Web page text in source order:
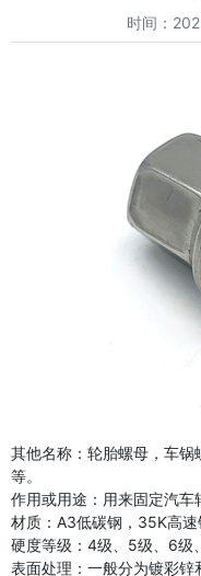
时间：
其他名称：轮胎螺母，车
等。
作用或用途：用来固定汽车
材质：A3低碳钢，35K高
硬度等级：4级、5级、6级
表面处理：一般分为镀彩锌